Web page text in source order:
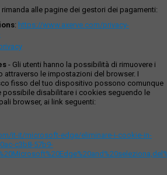
alle pagine dei gestori dei pagamenti:
: https://www.axerve.com/privacy-
- Gli utenti hanno la possibilità di rimuovere i
attraverso le impostazioni del browser. I
fisso del tuo dispositivo possono comunque
possibile disabilitare i cookies seguendo le
browser, ai link seguenti:
it-it/microsoft-edge/eliminare-i-cookie-in-
c3b8-57b9-